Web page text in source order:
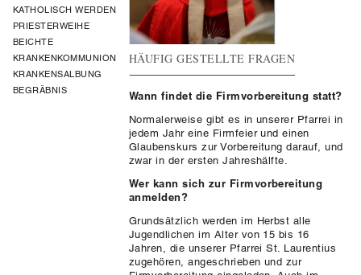
KATHOLISCH WERDEN
PRIESTERWEIHE
BEICHTE
KRANKENKOMMUNION
KRANKENSALBUNG
BEGRÄBNIS
HÄUFIG GESTELLTE FRAGEN
Wann findet die Firmvorbereitung statt?
Normalerweise gibt es in unserer Pfarrei in
jedem Jahr eine Firmfeier und einen
Glaubenskurs zur Vorbereitung darauf, und
zwar in der ersten Jahreshälfte.
Wer kann sich zur Firmvorbereitung
anmelden?
Grundsätzlich werden im Herbst alle
Jugendlichen im Alter von 15 bis 16
Jahren, die unserer Pfarrei St. Laurentius
zugehören, angeschrieben und zur